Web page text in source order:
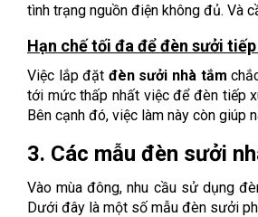
tình trạng nguồn điện không đủ. Và
Hạn chế tối đa để đèn sưởi
Việc lắp đặt đèn sưởi nhà tắm
tới mức thấp nhất việc để đèn tiếp
Bên cạnh đó, việc làm này còn giúp
3. Các mẫu đèn sưởi
Vào mùa đông, nhu cầu sử dụng
Dưới đây là một số mẫu đèn sưởi